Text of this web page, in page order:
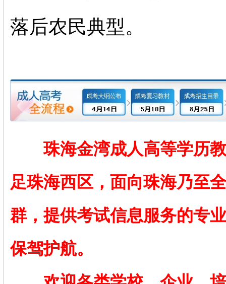
落后农民典型。
珠海金湾成人高等学历教
足珠海西区，面向珠海乃至
群，提供考试信息服务的专
保驾护航。